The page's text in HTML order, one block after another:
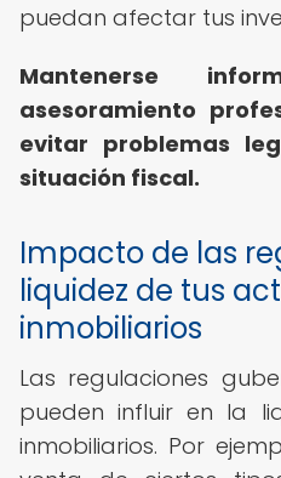
puedan afectar tus
Mantenerse
asesoramiento
evitar problemas
situación fiscal.
Impacto de las
liquidez de tus
inmobiliarios
Las regulaciones
pueden influir en la
inmobiliarios. Por